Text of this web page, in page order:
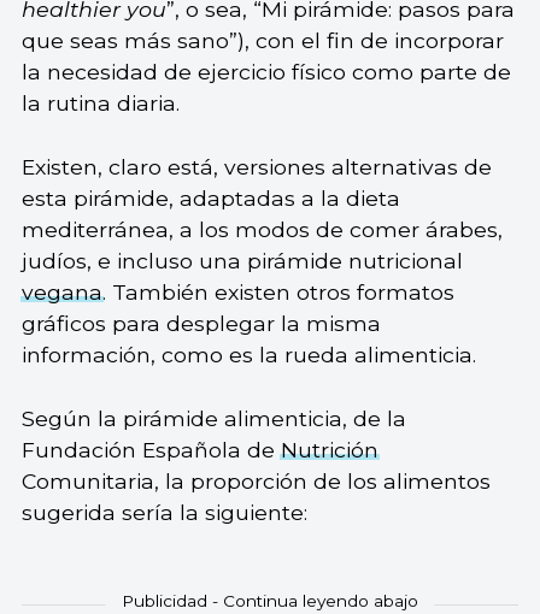
healthier you”, o sea, “Mi pirámide: pasos para
que seas más sano”), con el fin de incorporar
la necesidad de ejercicio físico como parte de
la rutina diaria.
Existen, claro está, versiones alternativas de
esta pirámide, adaptadas a la dieta
mediterránea, a los modos de comer árabes,
judíos, e incluso una pirámide nutricional
vegana. También existen otros formatos
gráficos para desplegar la misma
información, como es la rueda alimenticia.
Según la pirámide alimenticia, de la
Fundación Española deNutrición
Comunitaria, la proporción de los alimentos
sugerida sería la siguiente: